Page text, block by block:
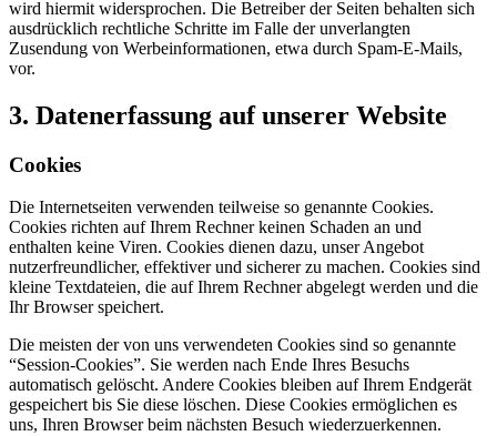
wird hiermit widersprochen. Die Betreiber der Seiten behalten sich
ausdrücklich rechtliche Schritte im Falle der unverlangten
Zusendung von Werbeinformationen, etwa durch Spam-E-Mails,
vor.
3. Datenerfassung auf unserer Website
Cookies
Die Internetseiten verwenden teilweise so genannte Cookies.
Cookies richten auf Ihrem Rechner keinen Schaden an und
enthalten keine Viren. Cookies dienen dazu, unser Angebot
nutzerfreundlicher, effektiver und sicherer zu machen. Cookies sind
kleine Textdateien, die auf Ihrem Rechner abgelegt werden und die
Ihr Browser speichert.
Die meisten der von uns verwendeten Cookies sind so genannte
“Session-Cookies”. Sie werden nach Ende Ihres Besuchs
automatisch gelöscht. Andere Cookies bleiben auf Ihrem Endgerät
gespeichert bis Sie diese löschen. Diese Cookies ermöglichen es
uns, Ihren Browser beim nächsten Besuch wiederzuerkennen.